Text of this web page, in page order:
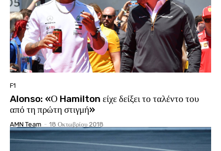
F1
Alonso: «Ο Hamilton είχε δείξει το ταλέντο του
από τη πρώτη στιγμή»
AMN Team - 18 Οκτωβρίου 2018